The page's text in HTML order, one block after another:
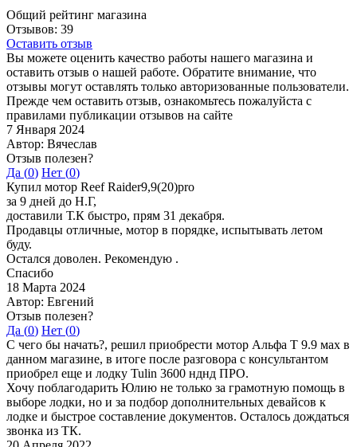
Общий рейтинг магазина
Отзывов: 39
Оставить отзыв
Вы можете оценить качество работы нашего магазина и
оставить отзыв о нашей работе. Обратите внимание, что
отзывы могут оставлять только авторизованные пользователи.
Прежде чем оставить отзыв, ознакомьтесь пожалуйста с
правилами публикации отзывов на сайте
7 Января 2024
Автор: Вячеслав
Отзыв полезен?
Да (0) Нет (0)
Купил мотор Reef Raider9,9(20)pro
за 9 дней до Н.Г,
доставили Т.К быстро, прям 31 декабря.
Продавцы отличные, мотор в порядке, испытывать летом
буду.
Остался доволен. Рекомендую .
Спасибо
18 Марта 2024
Автор: Евгений
Отзыв полезен?
Да (0) Нет (0)
С чего бы начать?, решил приобрести мотор Альфа Т 9.9 мах в
данном магазине, в итоге после разговора с консультантом
приобрел еще и лодку Tulin 3600 нднд ПРО.
Хочу поблагодарить Юлию не только за грамотную помощь в
выборе лодки, но и за подбор дополнительных девайсов к
лодке и быстрое составление документов. Осталось дождаться
звонка из ТК.